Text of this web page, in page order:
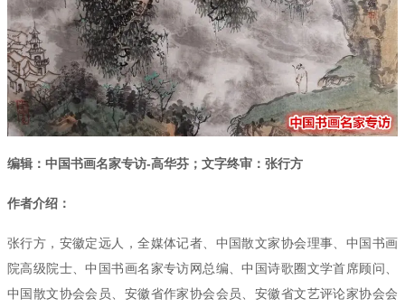
编辑：中国书画名家专访-高华芬；文字终审：张行方
作者介绍：
张行方，安徽定远人，全媒体记者、中国散文家协会理事、中国书画
院高级院士、中国书画名家专访网总编、中国诗歌圈文学首席顾问、
中国散文协会会员、安徽省作家协会会员、安徽省文艺评论家协会会